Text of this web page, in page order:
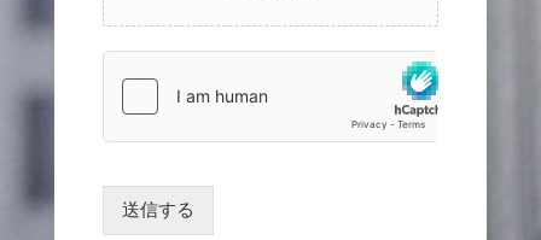
送信する